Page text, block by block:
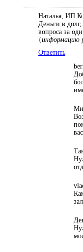
Наталья, ИП
Деньги в
вопроса за
{информацию
Ответить